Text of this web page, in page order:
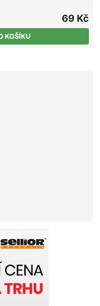
použít i jako šokový
Průměr 0,20mm
69 Kč
KOŠÍKU